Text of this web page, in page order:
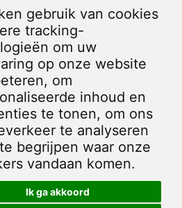
gebruik van cookies
tracking-
om uw
op onze website
om
inhoud en
te tonen, om ons
te analyseren
begrijpen waar onze
vandaan komen.
Ik ga akkoord
in de jaren 1910-1920
je print verstuurd.
Card en Paypal.
gerund door jongens
Je bestelling draagt